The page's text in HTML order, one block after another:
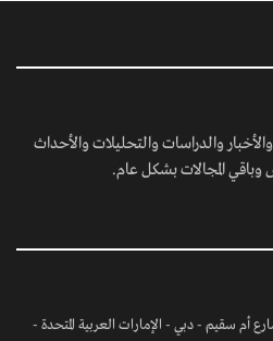
والدراسات والتحليلات والأحداث
المجالات بشكل عام.
أم سقيم - دبي - الإمارات العربية المتحدة -